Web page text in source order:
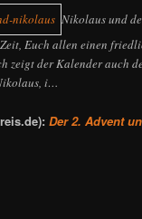
Nikolaus und
Euch allen einen
zeigt der Kalender auch
i…
Der 2. Advent